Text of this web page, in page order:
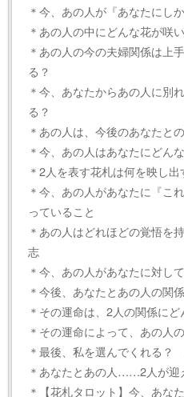
＊今、あの人が『あなたにし
＊あの人の中にどんな花が咲
＊あの人の今の夫婦関係は
る？
＊今、あなたからあの人に
る？
＊あの人は、今後のあなたと
＊今、あの人はあなたにどん
＊2人を表す花札は何を映し出
＊今、あの人があなたに『こ
っていること
＊あの人はどれほどの覚悟
志
＊今、あの人があなたに対し
＊今後、あなたとあの人の関
＊その運命は、2人の関係に
＊その運命によって、あの人
＊最後、私を選んでくれる
＊あなたとあの人……2人が迎
＊【花札タロット】今、あな